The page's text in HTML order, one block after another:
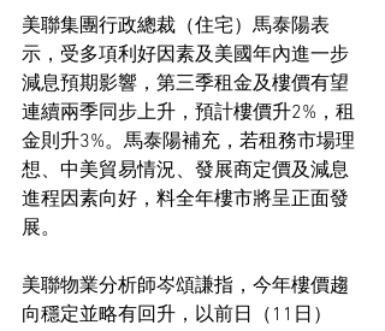
美聯集團行政總裁（住宅）馬泰陽表
示，受多項利好因素及美國年內進一步
減息預期影響，第三季租金及樓價有望
連續兩季同步上升，預計樓價升2%，租
金則升3%。馬泰陽補充，若租務市場理
想、中美貿易情況、發展商定價及減息
進程因素向好，料全年樓市將呈正面發
展。
美聯物業分析師岑頌謙指，今年樓價趨
向穩定並略有回升，以前日（11日）